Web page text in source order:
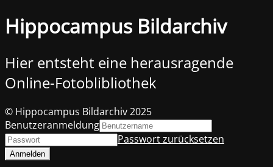
Hippocampus Bildarchiv
Hier entsteht eine herausragende
Online-Fotoblibliothek
© Hippocampus Bildarchiv 2025
Benutzeranmeldung
Passwort zurücksetzen